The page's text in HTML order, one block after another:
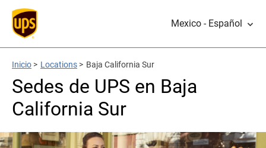
Mexico - Español
Inicio > Locations > Baja California Sur
Sedes de UPS en Baja
California Sur